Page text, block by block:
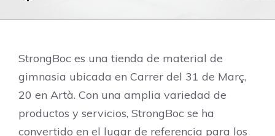
StrongBoc es una tienda de material de
gimnasia ubicada en Carrer del 31 de Març,
20 en Artà. Con una amplia variedad de
productos y servicios, StrongBoc se ha
convertido en el lugar de referencia para los